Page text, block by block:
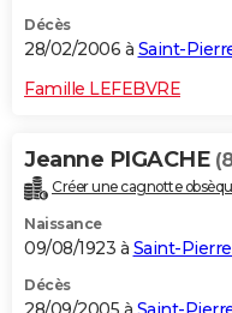
Décès
28/02/2006 à Saint-
Famille LEFEBVRE
Jeanne PIGACHE
Créer une cagnotte
Naissance
09/08/1923 à Saint-
Décès